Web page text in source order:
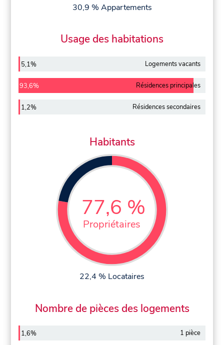
30,9 % Appartements
Usage des habitations
5,1% Logements vacants
93,6% Résidences principales
1,2% Résidences secondaires
Habitants
77,6 %
Propriétaires
22,4 % Locataires
Nombre de pièces des logements
1,6% 1 pièce